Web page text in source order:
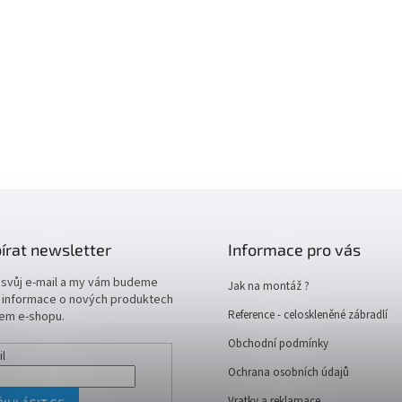
newsletter
e-mail a my vám budeme
o nových produktech
e-shopu.
Informace pro vás
Jak na montáž ?
Reference - celoskleněné zábradlí
Obchodní podmínky
Ochrana osobních údajů